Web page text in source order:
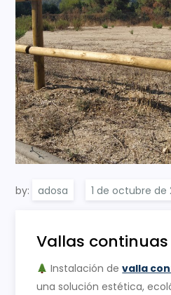
by: adosa
Vallas
Instalación devalla
una solución estética,